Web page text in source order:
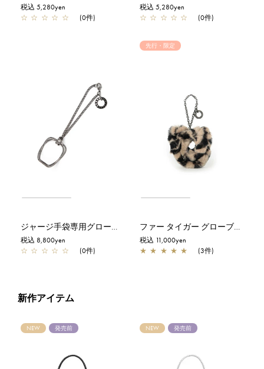
税込 5,280yen
☆ ☆ ☆ ☆ ☆ (0件)
税込 5,280yen
☆ ☆ ☆ ☆ ☆ (0件)
ジャージ手袋専用グローブホルダー/ブラックニッケル
税込 8,800yen
☆ ☆ ☆ ☆ ☆ (0件)
先行・限定
ファー タイガー グローブホルダー/ベージュ【オンラインストア限定カラー】
税込 11,000yen
★ ★ ★ ★ ★ (3件)
新作アイテム
NEW 発売前 NEW 発売前